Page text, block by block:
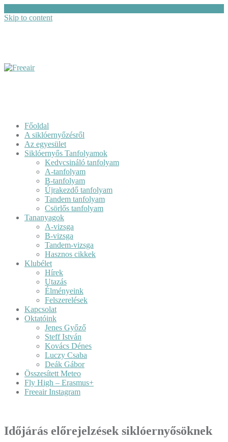
Skip to content
Főoldal
A siklóernyőzésről
Az egyesület
Siklóernyős Tanfolyamok
Kedvcsináló tanfolyam
A-tanfolyam
B-tanfolyam
Újrakezdő tanfolyam
Tandem tanfolyam
Csörlős tanfolyam
Tananyagok
A-vizsga
B-vizsga
Tandem-vizsga
Hasznos cikkek
Klubélet
Hírek
Utazás
Élményeink
Felszerelések
Kapcsolat
Oktatóink
Jenes Győző
Steff István
Kovács Dénes
Luczy Csaba
Deák Gábor
Összesített Meteo
Fly High – Erasmus+
Freeair Instagram
Időjárás előrejelzések siklóernyősöknek